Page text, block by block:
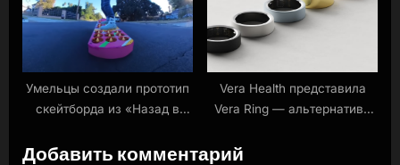
Умельцы создали прототип
скейтборда из «Назад в
Vera Health представила
Vera Ring — альтернативу
Galaxy Ring Новости
Добавить комментарий